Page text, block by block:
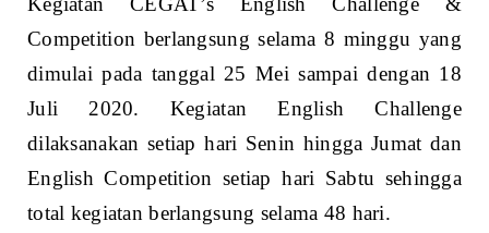
Competition berlangsung selama 8 minggu yang
dimulai pada tanggal 25 Mei sampai dengan 18
Juli 2020. Kegiatan English Challenge
dilaksanakan setiap hari Senin hingga Jumat dan
English Competition setiap hari Sabtu sehingga
total kegiatan berlangsung selama 48 hari.